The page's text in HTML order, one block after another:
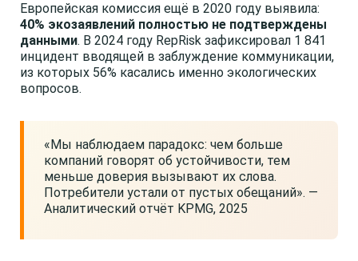
Европейская комиссия ещё в 2020 году выявила:
40% экозаявлений полностью не подтверждены
данными. В 2024 году RepRisk зафиксировал 1 841
инцидент вводящей в заблуждение коммуникации,
из которых 56% касались именно экологических
вопросов.
«Мы наблюдаем парадокс: чем больше
компаний говорят об устойчивости, тем
меньше доверия вызывают их слова.
Потребители устали от пустых обещаний». —
Аналитический отчёт KPMG, 2025